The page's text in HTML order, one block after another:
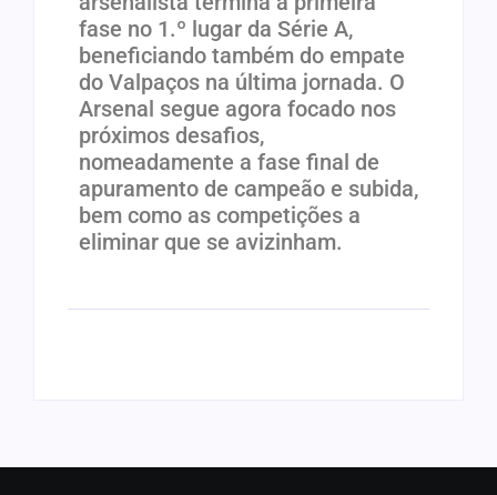
fase no 1.º lugar da Série A,
beneficiando também do empate
do Valpaços na última jornada. O
Arsenal segue agora focado nos
próximos desafios,
nomeadamente a fase final de
apuramento de campeão e subida,
bem como as competições a
eliminar que se avizinham.